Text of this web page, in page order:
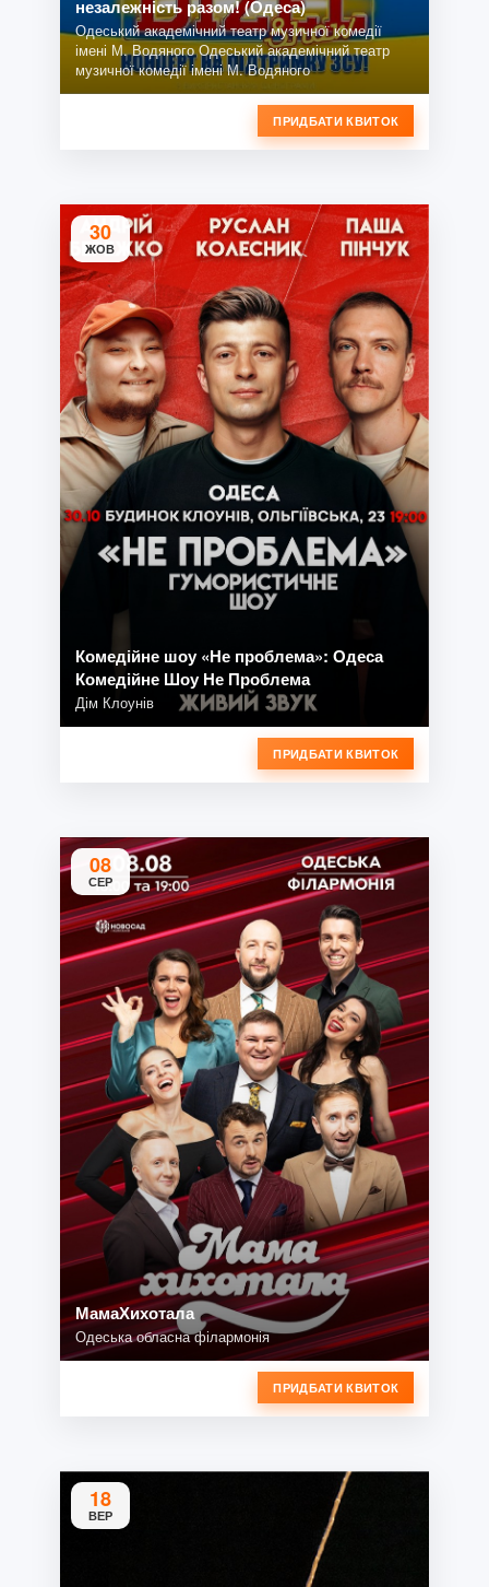
незалежність разом! (Одеса)
Одеський академічний театр музичної комедії
імені М. Водяного Одеський академічний театр
музичної комедії імені М. Водяного
ПРИДБАТИ КВИТОК
30
ЖОВ
Комедійне шоу «Не проблема»: Одеса
Комедійне Шоу Не Проблема
Дім Клоунів
ПРИДБАТИ КВИТОК
08
СЕР
МамаХихотала
Одеська обласна філармонія
ПРИДБАТИ КВИТОК
18
ВЕР